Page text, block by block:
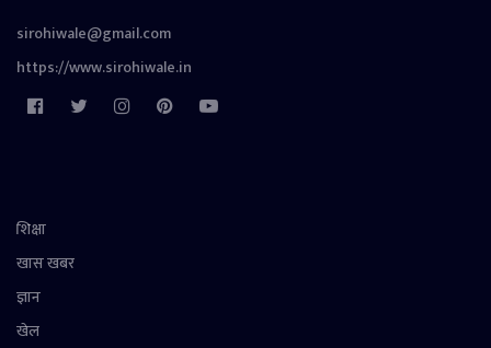
sirohiwale@gmail.com
https://www.sirohiwale.in
शिक्षा
खास खबर
ज्ञान
खेल